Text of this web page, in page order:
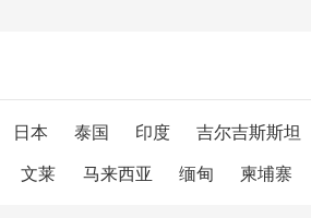
日本 泰国 印度 吉尔吉斯斯坦
文莱 马来西亚 缅甸 柬埔寨